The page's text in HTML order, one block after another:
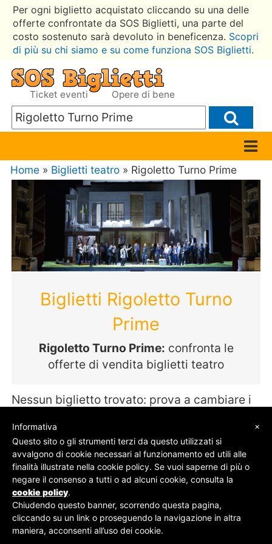
Per ogni biglietto acquistato cliccando su una delle
offerte confrontate da SOS Biglietti, una parte del
costo sostenuto sarà devoluto in beneficenza. Scopri
di più su chi siamo e su come funziona SOS Biglietti.
Ticket eventi Opere di bene
Home » Biglietti teatro » Rigoletto Turno Prime
Biglietti Rigoletto Turno
Prime
Rigoletto Turno Prime: confronta le
offerte di vendita biglietti teatro
Nessun biglietto trovato: prova a cambiare i
© SOS Biglietti - P.Iva 09162100961 -Chi Siamo
Contatti-Privacy Policy
×
Informativa
Questo sito o gli strumenti terzi da questo utilizzati si
avvalgono di cookie necessari al funzionamento ed utili alle
finalità illustrate nella cookie policy. Se vuoi saperne di più o
negare il consenso a tutti o ad alcuni cookie, consulta la
cookie policy.
Chiudendo questo banner, scorrendo questa pagina,
cliccando su un link o proseguendo la navigazione in altra
maniera, acconsenti all’uso dei cookie.